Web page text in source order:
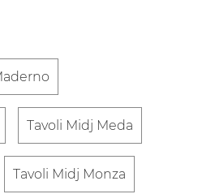
Tavoli Midj Meda
Tavoli Midj Monza